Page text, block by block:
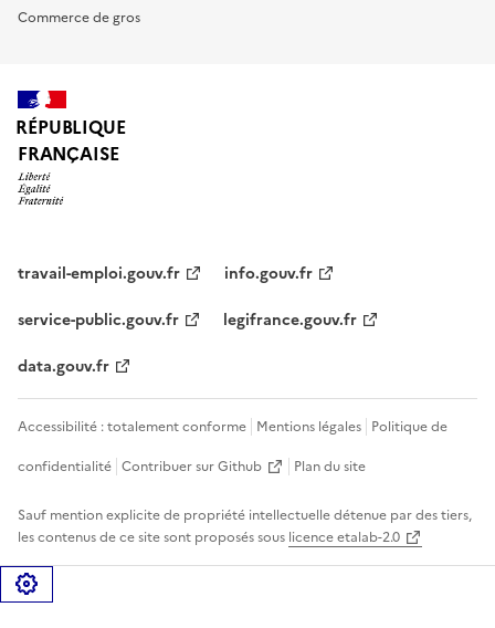
Commerce de gros
RÉPUBLIQUE
FRANÇAISE
travail-emploi.gouv.fr
info.gouv.fr
service-public.gouv.fr
legifrance.gouv.fr
data.gouv.fr
Accessibilité : totalement conforme Mentions légales Politique de
confidentialité Contribuer sur Github Plan du site
Sauf mention explicite de propriété intellectuelle détenue par des tiers,
les contenus de ce site sont proposés sous licence etalab-2.0
Gérer les cookies